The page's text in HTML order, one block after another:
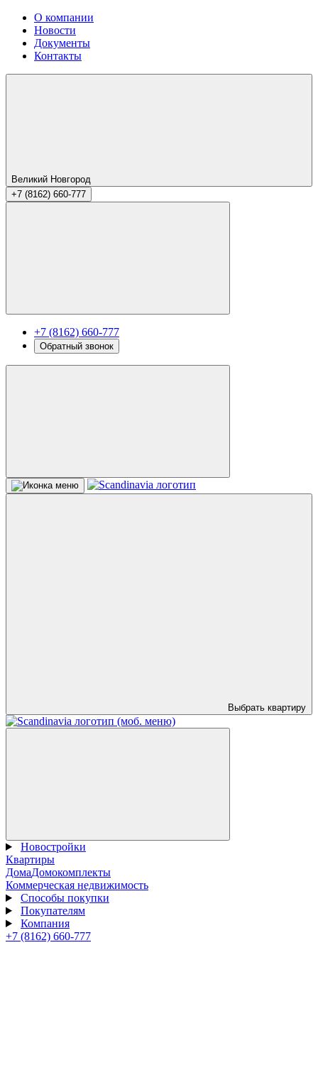
О компании
Новости
Документы
Контакты
Великий Новгород
+7 (8162) 660-777
+7 (8162) 660-777
Обратный звонок
Выбрать квартиру
Новостройки
Квартиры
ДомаДомокомплекты
Коммерческая недвижимость
Способы покупки
Покупателям
Компания
+7 (8162) 660-777